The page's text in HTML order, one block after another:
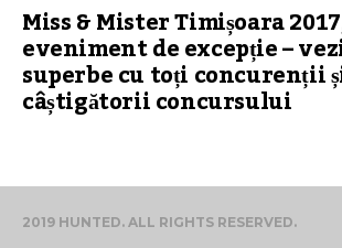
Miss & Mister Timișoara
eveniment de excepție –
superbe cu toți concurenții
câștigătorii concursului
2019 HUNTED. ALL RIGHTS RESERVED.